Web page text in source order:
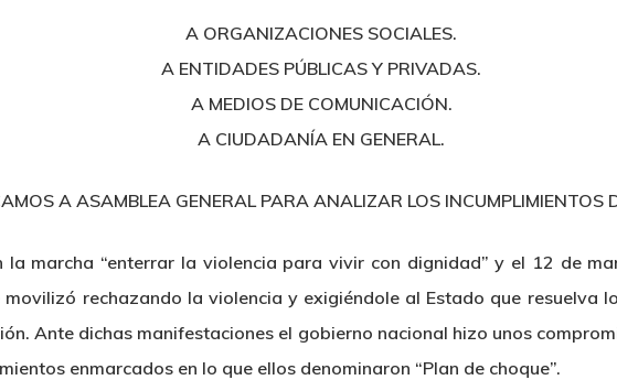
A ORGANIZACIONES SOCIALES.
A ENTIDADES PÚBLICAS Y PRIVADAS.
A MEDIOS DE COMUNICACIÓN.
A CIUDADANÍA EN GENERAL.
A ASAMBLEA GENERAL PARA ANALIZAR LOS INCUMPLIMIENTOS
la marcha “enterrar la violencia para vivir con dignidad” y el 12 de
movilizó rechazando la violencia y exigiéndole al Estado que resuelva
Ante dichas manifestaciones el gobierno nacional hizo unos
enmarcados en lo que ellos denominaron “Plan de choque”.